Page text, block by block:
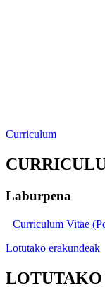
Curriculum
Laburpena
Curriculum Vitae
Lotutako erakundeak